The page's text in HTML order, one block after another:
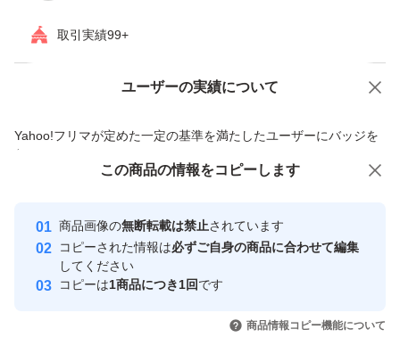
取引実績99+
ユーザーの実績について
Yahoo!フリマが定めた一定の基準を満たしたユーザーにバッジを
付与しています
安心取引出品者
心・安全なユーザーです
取引実績
引を完了させた実績があります
価格の相談 商品への質問
この商品の情報をコピーします
商品画像の無断転載は禁止されています
コピーされた情報は必ずご自身の商品に合わせて編集
してください
コピーは1商品につき1回です
商品情報コピー機能について
この商品をみている人にオススメ